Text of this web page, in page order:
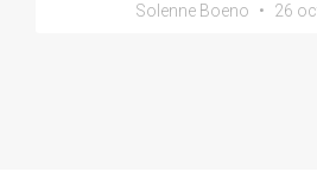
Solenne Boeno 26